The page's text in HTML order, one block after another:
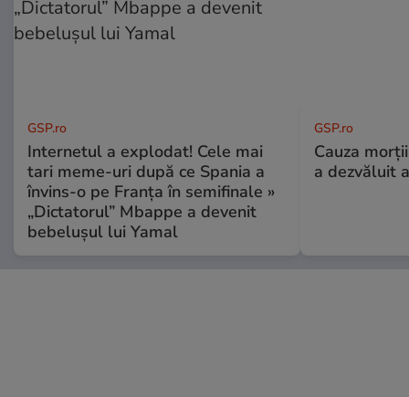
GSP.ro
Internetul a explodat! Cele mai
tari meme-uri după ce Spania a
învins-o pe Franța în semifinale »
„Dictatorul” Mbappe a devenit
bebelușul lui Yamal
GSP.ro
Cauza
a dezvăluit